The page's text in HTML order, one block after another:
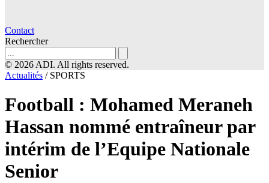
Contact
Rechercher
© 2026 ADI. All rights reserved.
Actualités / SPORTS
Football : Mohamed Meraneh
Hassan nommé entraîneur par
intérim de l’Equipe Nationale
Senior